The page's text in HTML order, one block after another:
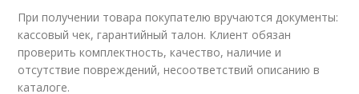
При получении товара покупателю вручаются документы:
кассовый чек, гарантийный талон. Клиент обязан
проверить комплектность, качество, наличие и
отсутствие повреждений, несоответствий описанию в
каталоге.